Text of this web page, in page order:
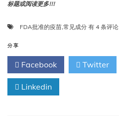
标题或阅读更多!!!
FDA批准的疫苗,常见成分 FDA
的
疫
苗
有 4 条评论
分享
Facebook Twitter
Linkedin